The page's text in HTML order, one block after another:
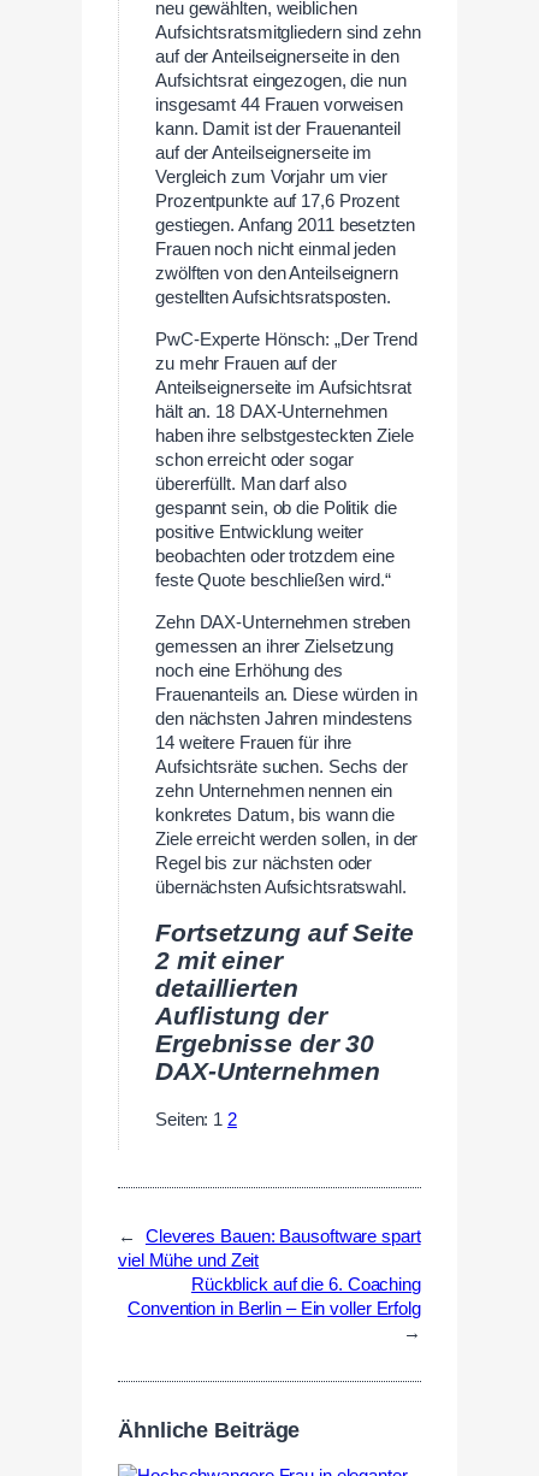
neu gewählten, weiblichen
Aufsichtsratsmitgliedern sind zehn
auf der Anteilseignerseite in den
Aufsichtsrat eingezogen, die nun
insgesamt 44 Frauen vorweisen
kann. Damit ist der Frauenanteil
auf der Anteilseignerseite im
Vergleich zum Vorjahr um vier
Prozentpunkte auf 17,6 Prozent
gestiegen. Anfang 2011 besetzten
Frauen noch nicht einmal jeden
zwölften von den Anteilseignern
gestellten Aufsichtsratsposten.
PwC-Experte Hönsch: „Der Trend
zu mehr Frauen auf der
Anteilseignerseite im Aufsichtsrat
hält an. 18 DAX-Unternehmen
haben ihre selbstgesteckten Ziele
schon erreicht oder sogar
übererfüllt. Man darf also
gespannt sein, ob die Politik die
positive Entwicklung weiter
beobachten oder trotzdem eine
feste Quote beschließen wird.“
Zehn DAX-Unternehmen streben
gemessen an ihrer Zielsetzung
noch eine Erhöhung des
Frauenanteils an. Diese würden in
den nächsten Jahren mindestens
14 weitere Frauen für ihre
Aufsichtsräte suchen. Sechs der
zehn Unternehmen nennen ein
konkretes Datum, bis wann die
Ziele erreicht werden sollen, in der
Regel bis zur nächsten oder
übernächsten Aufsichtsratswahl.
Fortsetzung auf Seite
2 mit einer
detaillierten
Auflistung der
Ergebnisse der 30
DAX-Unternehmen
Seiten: 1 2
←
Cleveres Bauen: Bausoftware spart
viel Mühe und Zeit
Rückblick auf die 6. Coaching
Convention in Berlin – Ein voller Erfolg
→
Ähnliche Beiträge